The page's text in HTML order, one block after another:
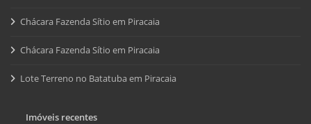
Chácara Fazenda Sítio em Piracaia
Chácara Fazenda Sítio em Piracaia
Lote Terreno no Batatuba em Piracaia
Imóveis recentes